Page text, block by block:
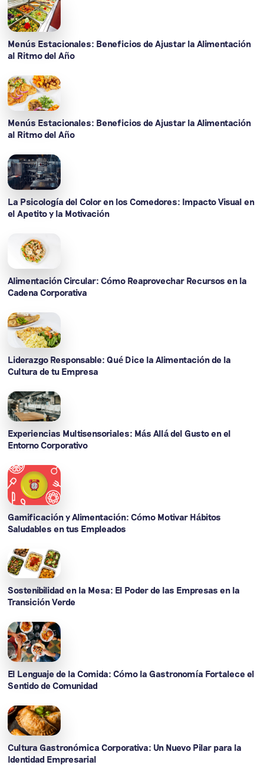
Menús Estacionales: Beneficios de Ajustar la Alimentación
al Ritmo del Año
Menús Estacionales: Beneficios de Ajustar la Alimentación
al Ritmo del Año
La Psicología del Color en los Comedores: Impacto Visual en
el Apetito y la Motivación
Alimentación Circular: Cómo Reaprovechar Recursos en la
Cadena Corporativa
Liderazgo Responsable: Qué Dice la Alimentación de la
Cultura de tu Empresa
Experiencias Multisensoriales: Más Allá del Gusto en el
Entorno Corporativo
Gamificación y Alimentación: Cómo Motivar Hábitos
Saludables en tus Empleados
Sostenibilidad en la Mesa: El Poder de las Empresas en la
Transición Verde
El Lenguaje de la Comida: Cómo la Gastronomía Fortalece el
Sentido de Comunidad
Cultura Gastronómica Corporativa: Un Nuevo Pilar para la
Identidad Empresarial